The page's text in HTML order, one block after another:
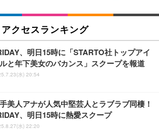
アクセスランキング
、明日15時に「STARTO社トップアイ
ルと年下美女のバカンス」スクープを報道
水) 20:54
美人アナが人気中堅芸人とラブラブ同棲！
、明日15時に熱愛スクープ
水) 22:20